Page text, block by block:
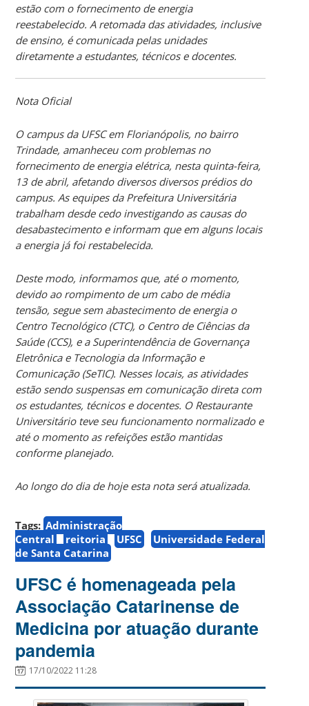
estão com o fornecimento de energia
reestabelecido. A retomada das atividades, inclusive
de ensino, é comunicada pelas unidades
diretamente a estudantes, técnicos e docentes.
Nota Oficial
O campus da UFSC em Florianópolis, no bairro
Trindade, amanheceu com problemas no
fornecimento de energia elétrica, nesta quinta-feira,
13 de abril, afetando diversos diversos prédios do
campus. As equipes da Prefeitura Universitária
trabalham desde cedo investigando as causas do
desabastecimento e informam que em alguns locais
a energia já foi restabelecida.
Deste modo, informamos que, até o momento,
devido ao rompimento de um cabo de média
tensão, segue sem abastecimento de energia o
Centro Tecnológico (CTC), o Centro de Ciências da
Saúde (CCS), e a Superintendência de Governança
Eletrônica e Tecnologia da Informação e
Comunicação (SeTIC). Nesses locais, as atividades
estão sendo suspensas em comunicação direta com
os estudantes, técnicos e docentes. O Restaurante
Universitário teve seu funcionamento normalizado e
até o momento as refeições estão mantidas
conforme planejado.
Ao longo do dia de hoje esta nota será atualizada.
Tags: Administração
Central
reitoria UFSC
Universidade Federal
de Santa Catarina
UFSC é homenageada pela
Associação Catarinense de
Medicina por atuação durante
pandemia
17/10/2022 11:28